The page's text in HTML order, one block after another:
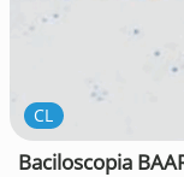
CL
Baciloscopia